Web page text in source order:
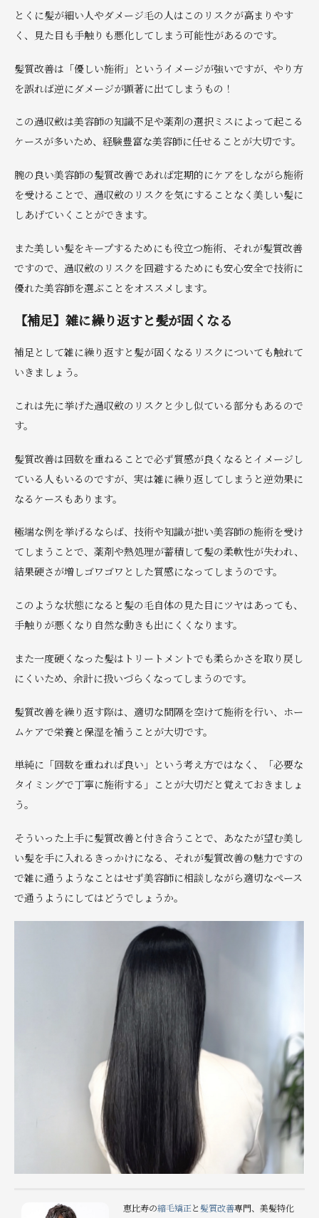
とくに髪が細い人やダメージ毛の人はこのリスクが高まりやす
く、見た目も手触りも悪化してしまう可能性があるのです。
髪質改善は「優しい施術」というイメージが強いですが、やり方
を誤れば逆にダメージが顕著に出てしまうもの！
この過収斂は美容師の知識不足や薬剤の選択ミスによって起こる
ケースが多いため、経験豊富な美容師に任せることが大切です。
腕の良い美容師の髪質改善であれば定期的にケアをしながら施術
を受けることで、過収斂のリスクを気にすることなく美しい髪に
しあげていくことができます。
また美しい髪をキープするためにも役立つ施術、それが髪質改善
ですので、過収斂のリスクを回避するためにも安心安全で技術に
優れた美容師を選ぶことをオススメします。
【補足】雑に繰り返すと髪が固くなる
補足として雑に繰り返すと髪が固くなるリスクについても触れて
いきましょう。
これは先に挙げた過収斂のリスクと少し似ている部分もあるので
す。
髪質改善は回数を重ねることで必ず質感が良くなるとイメージし
ている人もいるのですが、実は雑に繰り返してしまうと逆効果に
なるケースもあります。
極端な例を挙げるならば、技術や知識が拙い美容師の施術を受け
てしまうことで、薬剤や熱処理が蓄積して髪の柔軟性が失われ、
結果硬さが増しゴワゴワとした質感になってしまうのです。
このような状態になると髪の毛自体の見た目にツヤはあっても、
手触りが悪くなり自然な動きも出にくくなります。
また一度硬くなった髪はトリートメントでも柔らかさを取り戻し
にくいため、余計に扱いづらくなってしまうのです。
髪質改善を繰り返す際は、適切な間隔を空けて施術を行い、ホー
ムケアで栄養と保湿を補うことが大切です。
単純に「回数を重ねれば良い」という考え方ではなく、「必要な
タイミングで丁寧に施術する」ことが大切だと覚えておきましょ
う。
そういった上手に髪質改善と付き合うことで、あなたが望む美し
い髪を手に入れるきっかけになる、それが髪質改善の魅力ですの
で雑に通うようなことはせず美容師に相談しながら適切なペース
で通うようにしてはどうでしょうか。
恵比寿の縮毛矯正と髪質改善専門、美髪特化